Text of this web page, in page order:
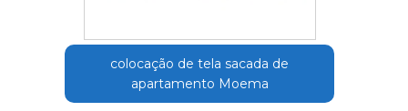
colocação de tela sacada de
apartamento Moema